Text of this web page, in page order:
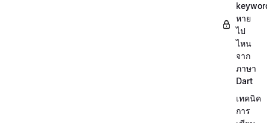
หาย
ไป
ไหน
จาก
ภาษา
Dart
เทคนิค
การ